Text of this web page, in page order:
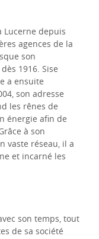
Lucerne depuis
agences de la
son
1916. Sise
a ensuite
son adresse
les rênes de
énergie afin de
à son
vaste réseau, il a
et incarné les
son temps, tout
de sa société